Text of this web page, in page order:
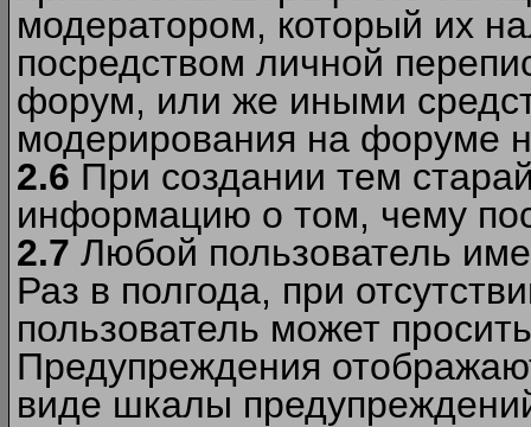
модератором, который их
посредством личной
форум, или же иными
модерирования на форуме
2.6 При создании тем
информацию о том, чему
2.7 Любой пользователь
Раз в полгода, при
пользователь может
Предупреждения
виде шкалы